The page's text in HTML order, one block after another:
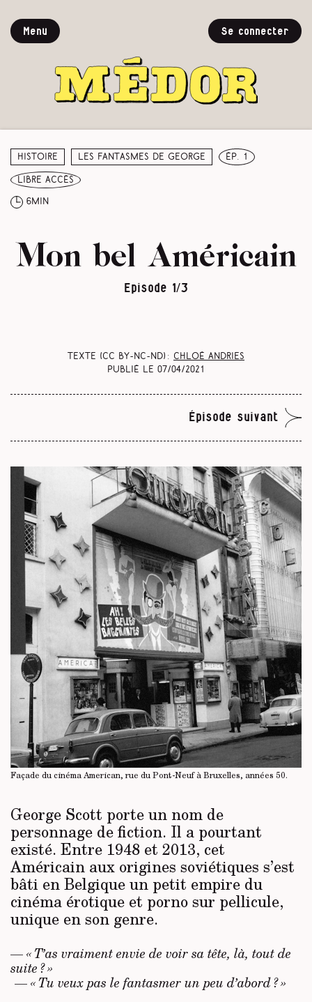
Menu Se connecter
Histoire Les fantasmes de George ép. 1
libre accès
6min
Mon bel Américain
Episode 1/3
Texte (CC BY-NC-ND) : Chloé Andries
Publié le 07/04/2021
Épisode suivant
Façade du cinéma American, rue du Pont-Neuf à Bruxelles, années 50.
George Scott porte un nom de
personnage de fiction. Il a pourtant
existé. Entre 1948 et 2013, cet
Américain aux origines soviétiques s’est
bâti en Belgique un petit empire du
cinéma érotique et porno sur pellicule,
unique en son genre.
—« T’as vraiment envie de voir sa tête, là, tout de
suite ? »
—« Tu veux pas le fantasmer un peu d’abord ? »